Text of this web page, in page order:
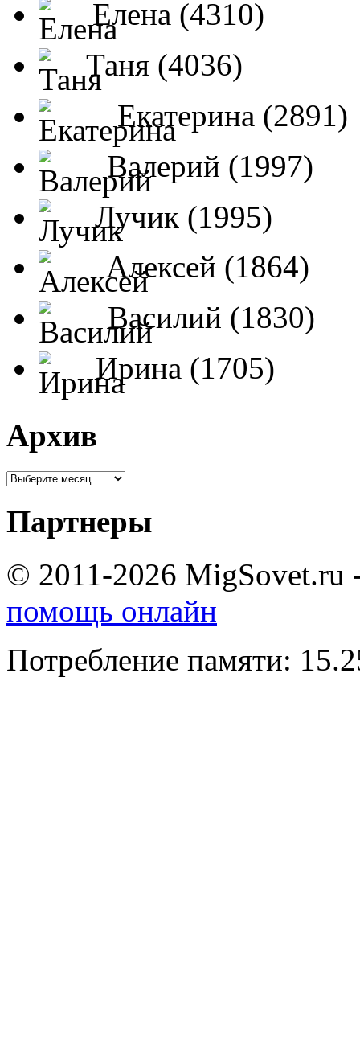
Елена (4310)
Таня (4036)
Екатерина (2891)
Валерий (1997)
Лучик (1995)
Алексей (1864)
Василий (1830)
Ирина (1705)
Архив
Партнеры
© 2011-2026 MigSovet.ru
помощь онлайн
Потребление памяти: